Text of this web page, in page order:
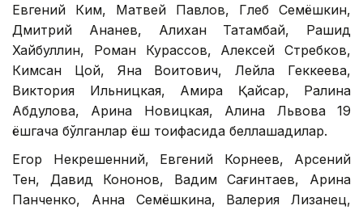
Евгений Ким, Матвей Павлов, Глеб Семёшкин,
Дмитрий Ананев, Алихан Татамбай, Рашид
Хайбуллин, Роман Курассов, Алексей Стребков,
Кимсан Цой, Яна Воитович, Лейла Геккеева,
Виктория Ильницкая, Амира Қайсар, Ралина
Абдулова, Арина Новицкая, Алина Львова 19
ёшгача бўлганлар ёш тоифасида беллашадилар.
Егор Некрешенний, Евгений Корнеев, Арсений
Тен, Давид Кононов, Вадим Сағинтаев, Арина
Панченко, Анна Семёшкина, Валерия Лизанец,